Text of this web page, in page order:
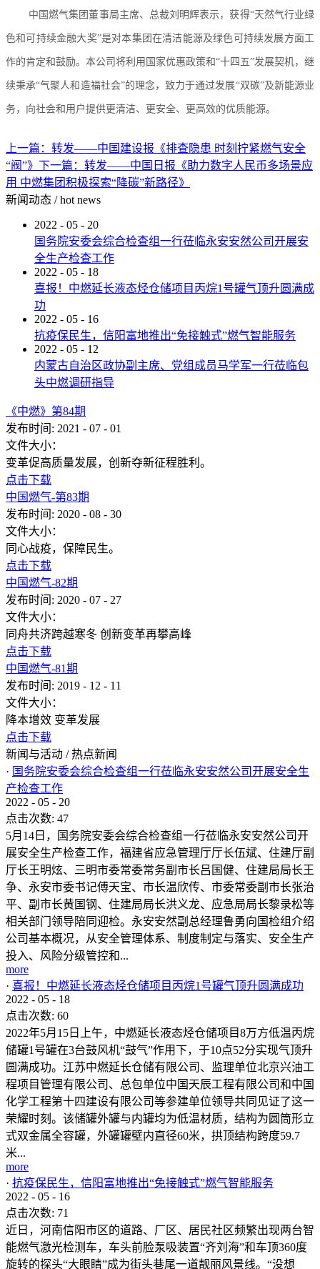
中国燃气集团董事局主席、总裁刘明辉表示，获得“天然气行业绿
色和可持续金融大奖”是对本集团在清洁能源及绿色可持续发展方面工
作的肯定和鼓励。本公司将利用国家优惠政策和“十四五”发展契机，继
续秉承“气聚人和造福社会”的理念，致力于通过发展“双碳”及新能源业
务，向社会和用户提供更清洁、更安全、更高效的优质能源。
上一篇： 转发——中国建设报《排查隐患 时刻拧紧燃气安全
“阀”》 下一篇： 转发——中国日报《助力数字人民币多场景应
用 中燃集团积极探索“降碳”新路径》
新闻动态 / hot news
2022 - 05 - 20
国务院安委会综合检查组一行莅临永安安然公司开展安
全生产检查工作
2022 - 05 - 18
喜报！中燃延长液态烃仓储项目丙烷1号罐气顶升圆满成
功
2022 - 05 - 16
抗疫保民生，信阳富地推出“免接触式”燃气智能服务
2022 - 05 - 12
内蒙古自治区政协副主席、党组成员马学军一行莅临包
头中燃调研指导
《中燃》第84期
发布时间: 2021 - 07 - 01
文件大小：
变革促高质量发展，创新夺新征程胜利。
点击下载
中国燃气-第83期
发布时间: 2020 - 08 - 30
文件大小：
同心战疫，保障民生。
点击下载
中国燃气-82期
发布时间: 2020 - 07 - 27
文件大小：
同舟共济跨越寒冬 创新变革再攀高峰
点击下载
中国燃气-81期
发布时间: 2019 - 12 - 11
文件大小：
降本增效 变革发展
点击下载
新闻与活动 / 热点新闻
· 国务院安委会综合检查组一行莅临永安安然公司开展安全生
产检查工作
2022 - 05 - 20
点击次数: 47
5月14日，国务院安委会综合检查组一行莅临永安安然公司开
展安全生产检查工作，福建省应急管理厅厅长伍斌、住建厅副
厅长王明炫、三明市委常委常务副市长吕国健、住建局局长王
争、永安市委书记傅天宝、市长温欣传、市委常委副市长张治
平、副市长黄国钢、住建局局长洪义龙、应急局局长黎录松等
相关部门领导陪同迎检。永安安然副总经理鲁勇向国检组介绍
公司基本概况，从安全管理体系、制度制定与落实、安全生产
投入、风险分级管控和...
more
· 喜报！中燃延长液态烃仓储项目丙烷1号罐气顶升圆满成功
2022 - 05 - 18
点击次数: 60
2022年5月15日上午，中燃延长液态烃仓储项目8万方低温丙烷
储罐1号罐在3台鼓风机“鼓气”作用下，于10点52分实现气顶升
圆满成功。江苏中燃延长仓储有限公司、监理单位北京兴油工
程项目管理有限公司、总包单位中国天辰工程有限公司和中国
化学工程第十四建设有限公司等参建单位领导共同见证了这一
荣耀时刻。该储罐外罐与内罐均为低温材质，结构为圆筒形立
式双金属全容罐，外罐罐壁内直径60米，拱顶结构跨度59.7
米...
more
· 抗疫保民生，信阳富地推出“免接触式”燃气智能服务
2022 - 05 - 16
点击次数: 71
近日，河南信阳市区的道路、厂区、居民社区频繁出现两台智
能燃气激光检测车，车头前脸泵吸装置“齐刘海”和车顶360度
旋转的探头“大眼睛”成为街头巷尾一道靓丽风景线。“没想